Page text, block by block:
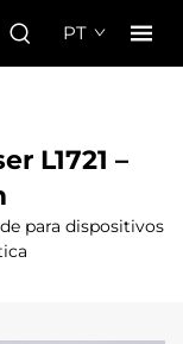
PT
L1721 –
para dispositivos